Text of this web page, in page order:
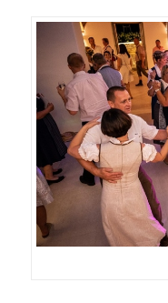
See und feiert euren
traumhaften